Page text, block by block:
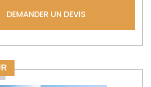
DEMANDER UN DEVIS